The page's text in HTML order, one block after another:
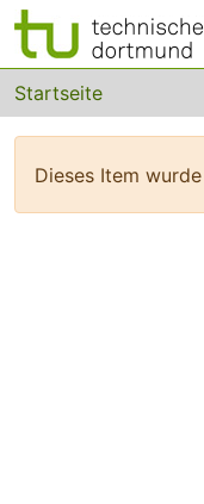
Bereiche &
Das gesamte
FAQ
Startseite
Dieses Item